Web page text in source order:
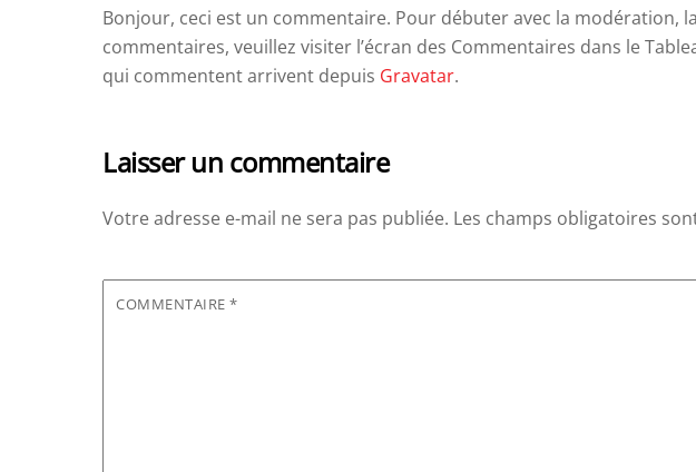
Bonjour, ceci est un commentaire. Pour débuter avec la modération,
commentaires, veuillez visiter l’écran des Commentaires dans le
qui commentent arrivent depuis Gravatar.
Laisser un commentaire
Votre adresse e-mail ne sera pas publiée. Les champs obligatoires
COMMENTAIRE*